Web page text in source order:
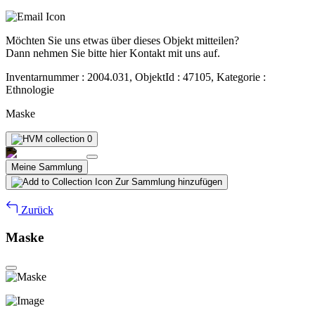
Möchten Sie uns etwas über dieses Objekt mitteilen?
Dann nehmen Sie bitte hier Kontakt mit uns auf.
Inventarnummer : 2004.031, ObjektId : 47105, Kategorie :
Ethnologie
Maske
0
Meine Sammlung
Zur Sammlung hinzufügen
Zurück
Maske